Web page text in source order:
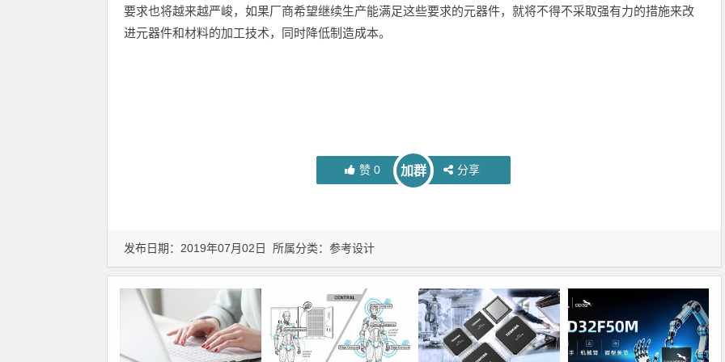
要求也将越来越严峻，如果厂商希望继续生产能满足这些要求的元器件，就将不得不采取强有力的措施来改
进元器件和材料的加工技术，同时降低制造成本。
赞0 加群 分享
发布日期：2019年07月02日 所属分类： 参考设计